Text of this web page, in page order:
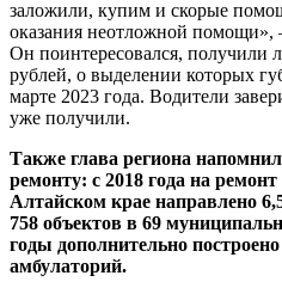
заложили, купим и скорые
оказания неотложной
Он поинтересовался, получили
рублей, о выделении которых
марте 2023 года. Водители
уже получили.
Также глава региона
ремонту: с 2018 года на
Алтайском крае направлено
758 объектов в 69
годы дополнительно
амбулаторий.